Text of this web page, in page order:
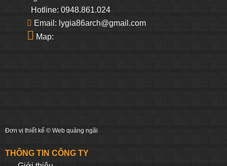
Hotline: 0948.861.024
Email: lygia86arch@gmail.com
Map:
Đơn vị thiết kế © Web quảng ngãi
THÔNG TIN CÔNG TY